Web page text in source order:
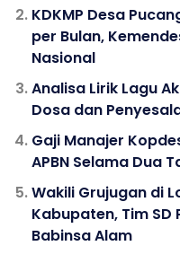
KDKMP Desa
per Bulan,
Nasional
Analisa Lirik Lagu
Dosa dan
Gaji Manajer
APBN Selama Dua
Wakili Grujugan di
Kabupaten, Tim SD
Babinsa Alam